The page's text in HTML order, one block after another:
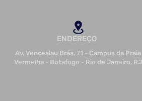
ENDEREÇO
Av. Venceslau Brás, 71 - Campus da Praia
Vermelha - Botafogo - Rio de Janeiro, RJ